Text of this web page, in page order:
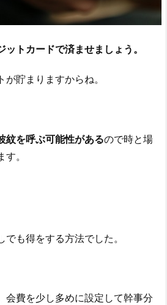
トカードで済ませましょう。
貯まりますからね。
紋を呼ぶ可能性があるので時と場
。
も得をする方法でした。
会費を少し多めに設定して幹事分